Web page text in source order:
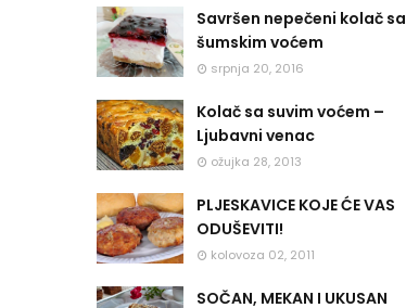
Savršen nepečeni kolač sa
šumskim voćem
srpnja 20, 2016
Kolač sa suvim voćem –
Ljubavni venac
ožujka 28, 2013
PLJESKAVICE KOJE ĆE VAS
ODUŠEVITI!
kolovoza 02, 2011
SOČAN, MEKAN I UKUSAN